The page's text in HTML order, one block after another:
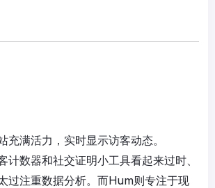
充满活力，实时显示访客动态。
计数器和社交证明小工具看起来过时、
过注重数据分析。而Hum则专注于现